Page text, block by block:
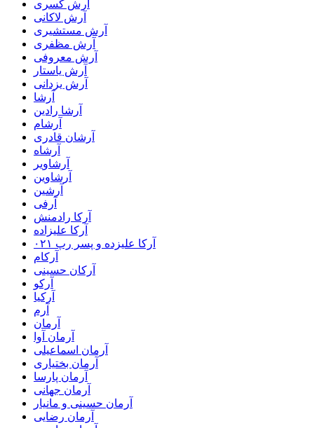
آرش کسری
آرش لاکانی
آرش مستشیری
آرش مظفری
آرش معروفی
آرش یاستار
آرش یزدانی
آرشا
آرشا رادین
آرشام
آرشان قادری
آرشاه
آرشاویر
آرشاوین
آرشین
آرفی
آرکا رادمنش
آرکا علیزاده
آرکا علیزده و پسر رپ ۰۲۱
آرکام
آرکان حسینی
آرکو
آرکیا
آرم
آرمان
آرمان آوا
آرمان اسماعیلی
آرمان بختیاری
آرمان پارسا
آرمان جهانی
آرمان حسینی و مانیار
آرمان رضایی